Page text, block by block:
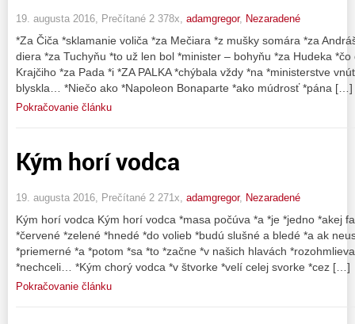
19. augusta 2016, Prečítané 2 378x, adamgregor, Nezaradené
*Za Čiča *sklamanie voliča *za Mečiara *z mušky somára *za
diera *za Tuchyňu *to už len bol *minister – bohyňu *za Hudeka
Krajčiho *za Pada *i *ZA PALKA *chýbala vždy *na *ministerstve
blyskla… *Niečo ako *Napoleon Bonaparte *ako múdrosť *pána […]
Pokračovanie článku
Kým horí vodca
19. augusta 2016, Prečítané 2 271x, adamgregor, Nezaradené
Kým horí vodca Kým horí vodca *masa počúva *a *je *jedno *akej
*červené *zelené *hnedé *do volieb *budú slušné a bledé *a ak
*priemerné *a *potom *sa *to *začne *v našich hlavách
*nechceli… *Kým chorý vodca *v štvorke *velí celej svorke *cez […]
Pokračovanie článku